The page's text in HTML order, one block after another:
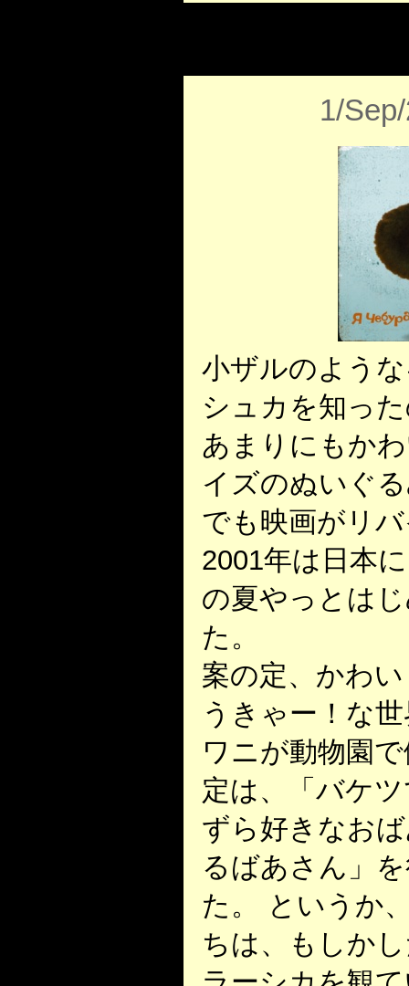
1/
小ザルのよう
シュカを知っ
あまりにもか
イズのぬいぐ
でも映画がリ
2001年は日本
の夏やっとは
た。
案の定、かわ
うきゃー！な
ワニが動物園
定は、「バケ
ずら好きなお
るばあさん」
た。 というか
ちは、もしか